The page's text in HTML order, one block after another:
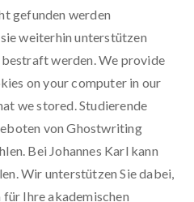
gefunden werden
weiterhin unterstützen
bestraft werden. We provide
on your computer in our
we stored. Studierende
von Ghostwriting
Bei Johannes Karl kann
Wir unterstützen Sie dabei,
Ihre akademischen